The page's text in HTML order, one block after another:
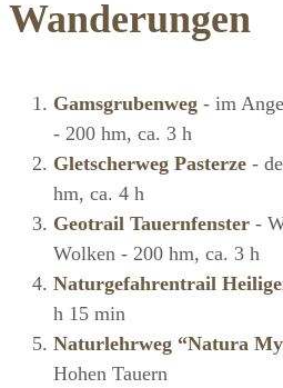
Wanderungen
Gamsgrubenweg - im
- 200 hm, ca. 3 h
Gletscherweg Pasterze -
hm, ca. 4 h
Geotrail Tauernfenster -
Wolken - 200 hm, ca. 3 h
Naturgefahrentrail
h 15 min
Naturlehrweg “Natura
Hohen Tauern